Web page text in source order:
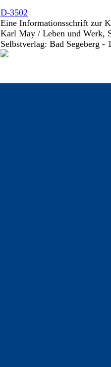
D-3502
Eine Informationsschrift zur
Karl May / Leben und Werk,
Selbstverlag: Bad Segeberg -